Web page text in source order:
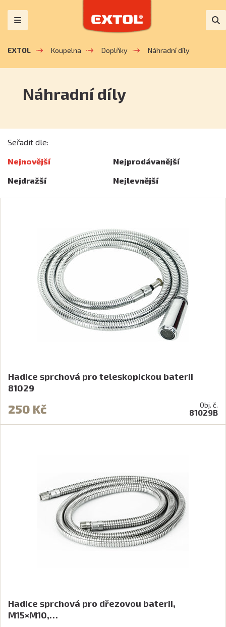
EXTOL Koupelna Doplňky Náhradní díly
Náhradní díly
Seřadit dle:
Nejnovější
Nejprodávanější
Nejdražší
Nejlevnější
Hadice sprchová pro teleskopickou baterii
81029
250 Kč Obj. č.
81029B
Hadice sprchová pro dřezovou baterii,
M15×M10,…